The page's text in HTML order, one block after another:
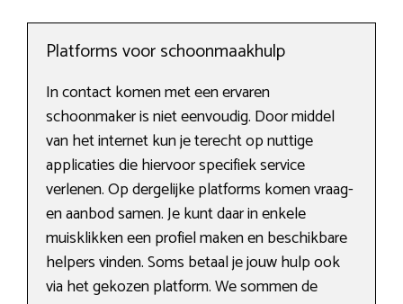
Platforms voor schoonmaakhulp
In contact komen met een ervaren
schoonmaker is niet eenvoudig. Door middel
van het internet kun je terecht op nuttige
applicaties die hiervoor specifiek service
verlenen. Op dergelijke platforms komen vraag-
en aanbod samen. Je kunt daar in enkele
muisklikken een profiel maken en beschikbare
helpers vinden. Soms betaal je jouw hulp ook
via het gekozen platform. We sommen de